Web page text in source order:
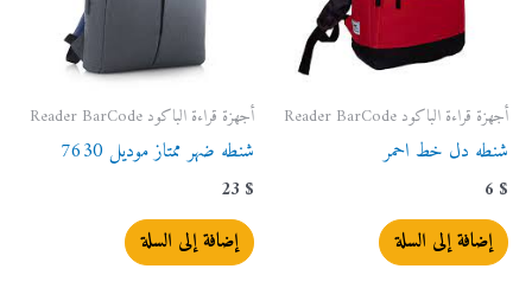
أجهزة قراءة الباكود Reader BarCode
شنطه دل خط احمر
6 $
إضافة إلى السلة
أجهزة قراءة الباكود Reader BarCode
شنطه ضهر ممتاز موديل 7630
23 $
إضافة إلى السلة